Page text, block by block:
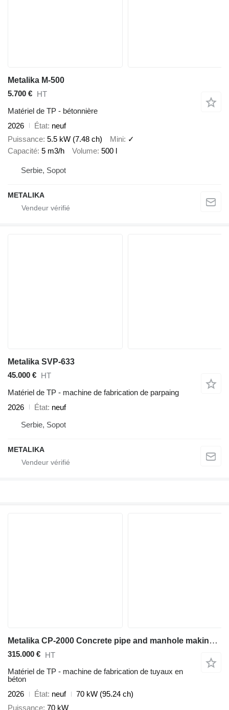
Metalika M-500
5.700 € HT
Matériel de TP - bétonnière
2026
État neuf
Puissance 5.5 kW (7.48 ch) Mini ✓
Capacité 5 m3/h Volume 500 l
Serbie, Sopot
METALIKA
Metalika SVP-633
45.000 €
HT
Matériel de TP - machine de fabrication de parpaing
2026
État neuf
Serbie, Sopot
METALIKA
Metalika CP-2000 Concrete pipe and manhole making machine
315.000 € HT
Matériel de TP - machine de fabrication de tuyaux en
béton
2026
État neuf
70 kW (95.24 ch)
Puissance 70 kW